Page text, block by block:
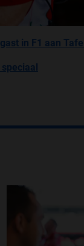
in F1 aan